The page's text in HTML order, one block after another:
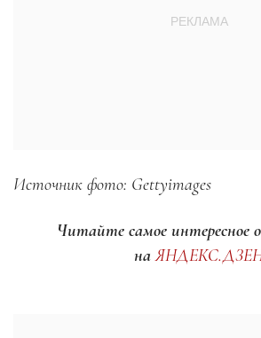
Источник фото: Gettyimages
Читайте самое интересное
на